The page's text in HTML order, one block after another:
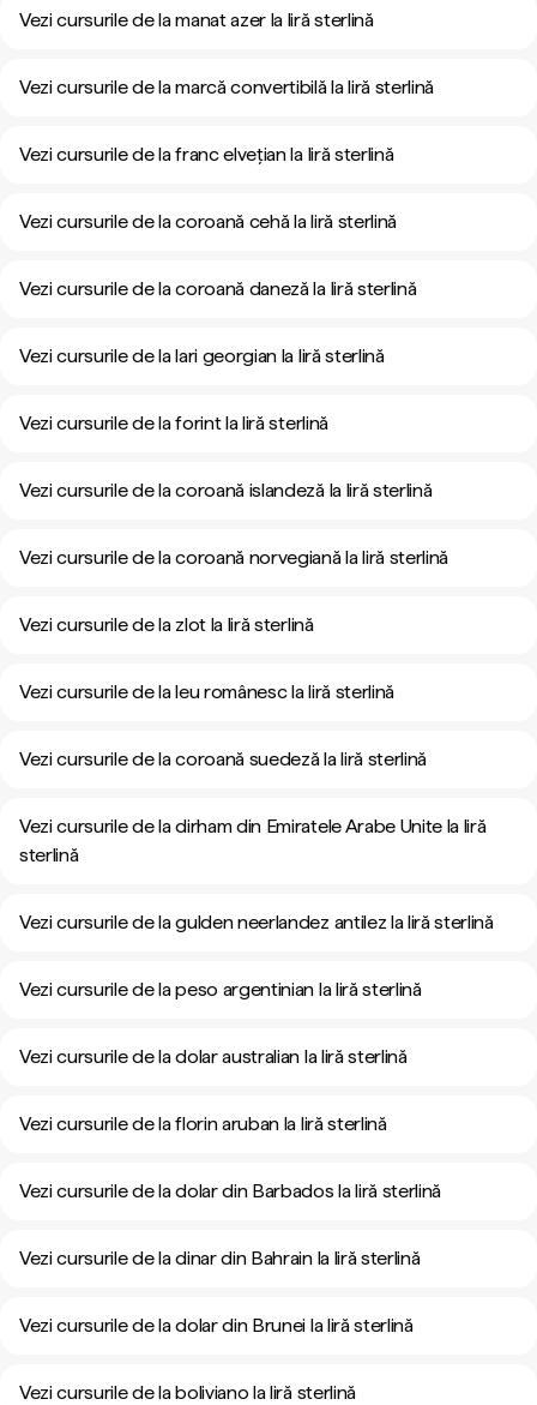
Vezi cursurile de la manat azer la liră sterlină
Vezi cursurile de la marcă convertibilă la liră sterlină
Vezi cursurile de la franc elvețian la liră sterlină
Vezi cursurile de la coroană cehă la liră sterlină
Vezi cursurile de la coroană daneză la liră sterlină
Vezi cursurile de la lari georgian la liră sterlină
Vezi cursurile de la forint la liră sterlină
Vezi cursurile de la coroană islandeză la liră sterlină
Vezi cursurile de la coroană norvegiană la liră sterlină
Vezi cursurile de la zlot la liră sterlină
Vezi cursurile de la leu românesc la liră sterlină
Vezi cursurile de la coroană suedeză la liră sterlină
Vezi cursurile de la dirham din Emiratele Arabe Unite la liră
sterlină
Vezi cursurile de la gulden neerlandez antilez la liră sterlină
Vezi cursurile de la peso argentinian la liră sterlină
Vezi cursurile de la dolar australian la liră sterlină
Vezi cursurile de la florin aruban la liră sterlină
Vezi cursurile de la dolar din Barbados la liră sterlină
Vezi cursurile de la dinar din Bahrain la liră sterlină
Vezi cursurile de la dolar din Brunei la liră sterlină
Vezi cursurile de la boliviano la liră sterlină